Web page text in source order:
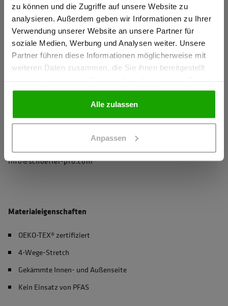
zu können und die Zugriffe auf unsere Website zu
analysieren. Außerdem geben wir Informationen zu Ihrer
Verwendung unserer Website an unsere Partner für
soziale Medien, Werbung und Analysen weiter. Unsere
Partner führen diese Informationen möglicherweise mit
weiteren Daten zusammen, die Sie ihnen bereitgestellt
gesammelt haben.
Alle zulassen
Anpassen
mehr Komfort
Reißverschlüsse mit Zipperpuller für einfaches Öffnen und
Schließen
2 Seitentaschen mit Reißverschluss
Herstellerangaben
Schöffel PRO GmbH, Albert-Einstein-Strasse 1, 86830
info@schoeffel-pro.com
Materialeigenschaften
OEKO-TEX® zertifiziert
4-Wege-Stretch
Gekämmte Innen- und Außenseite
Kein Einsatz von PFAS
Ich bestätige, dass ich Gewerbetreibender bin. Alle
Preise werden netto ausgewiesen.